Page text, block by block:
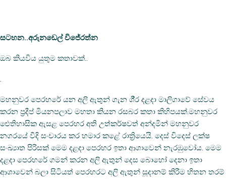
සටහන..අරුනඩෙල් විජේරත්න
ඔබ කියවිය යුතුම කතාවක්..
.
මහනුවර පෙරහරේ යන අලි ඇතුන් ගැන ශී‍්‍ර දළදා මාලිගාවේ සේවය
කරන ප‍්‍රදීප් මියනපලාව මහතා කියන රසබර කතා කිහිපයක්.මහනුවර
ඓතිහාසික ඇසළ පෙරහර අති උත්කර්ෂවත් අන්දමින් මහනුවර
නගරයේ වීදි සංචාරය කර හමාර කළේ රාත්‍රියෙයි. දෙස් විදෙස් ලක්ෂ
සංඛ්‍යාත පිරිසක් මෙම දළදා පෙරහර ඉතා ආශාවෙන් නැරඹුවෝය. මෙම
දළදා පෙරහරේ ගමන් කරන අලි ඇතුන් දෙස බොහෝ දෙනා ඉතා
ආශාවෙන් බලා සිටියත් පෙරහරට අලි ඇතුන් සූදානම් කිරීම හිතන තරම්